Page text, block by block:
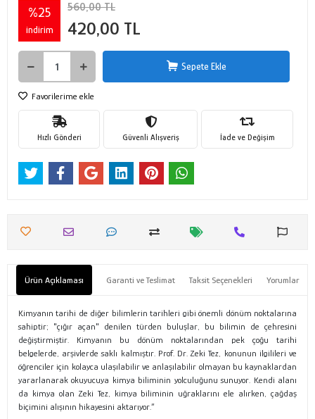
%25
indirim
560,00 TL
420,00 TL
Sepete Ekle
Favorilerime ekle
Hızlı Gönderi Güvenli Alışveriş İade ve Değişim
Ürün Açıklaması Garanti ve Teslimat Taksit Seçenekleri Yorumlar
Kimyanın tarihi de diğer bilimlerin tarihleri gibi önemli dönüm noktalarına
sahiptir; "çığır açan" denilen türden buluşlar, bu bilimin de çehresini
değiştirmiştir. Kimyanın bu dönüm noktalarından pek çoğu tarihi
belgelerde, arşivlerde saklı kalmıştır. Prof. Dr. Zeki Tez, konunun ilgilileri ve
öğrenciler için kolayca ulaşılabilir ve anlaşılabilir olmayan bu kaynaklardan
yararlanarak okuyucuya kimya biliminin yolculuğunu sunuyor. Kendi alanı
da kimya olan Zeki Tez, kimya biliminin uğraklarını ele alırken, çağdaş
biçimini alışının hikayesini aktarıyor.”